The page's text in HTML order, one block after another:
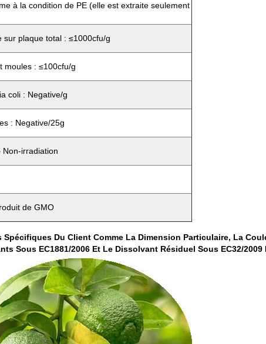
à la condition de PE (elle est extraite seulement
sur plaque total : ≤1000cfu/g
moules : ≤100cfu/g
coli : Negative/g
: Negative/25g
Non-irradiation
de GMO
Du Client Comme La Dimension Particulaire, La
Sous EC1881/2006 Et Le Dissolvant Résiduel Sous EC32/2009